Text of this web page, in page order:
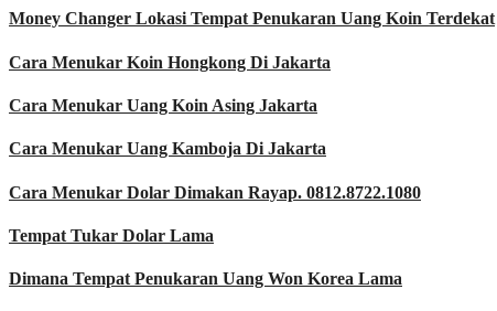
Money Changer Lokasi Tempat Penukaran Uang Koin Terdekat
Cara Menukar Koin Hongkong Di Jakarta
Cara Menukar Uang Koin Asing Jakarta
Cara Menukar Uang Kamboja Di Jakarta
Cara Menukar Dolar Dimakan Rayap. 0812.8722.1080
Tempat Tukar Dolar Lama
Dimana Tempat Penukaran Uang Won Korea Lama